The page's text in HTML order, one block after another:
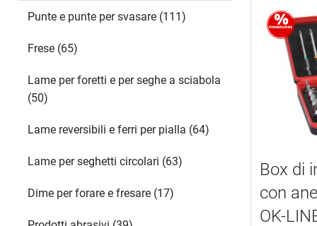
Punte e punte per svasare (111)
Frese (65)
Lame per foretti e per seghe a sciabola
(50)
Lame reversibili e ferri per pialla (64)
Lame per seghetti circolari (63)
Dime per forare e fresare (17)
Box di
con
OK-